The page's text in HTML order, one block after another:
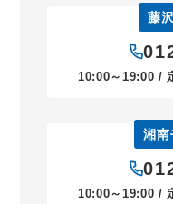
藤
10:00～19:00 /
湘南
10:00～19:00 /